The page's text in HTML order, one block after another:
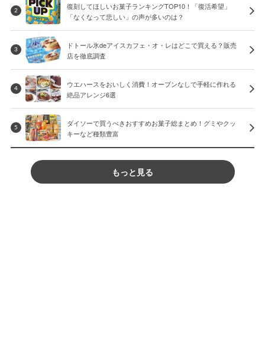
2
復刻してほしいお菓子ランキングTOP10！「復活希望」
「なくなって悲しい」の声が多いのは？
3
ドトール氷deアイスカフェ・オ・レはどこで買える？販売
店を徹底調査
4
ウエハースをおいしく消費！オーブンなしで手軽に作れる
絶品アレンジ6選
5
ダイソーで買うべきおすすめお菓子総まとめ！グミやクッ
キーなど種類豊富
もっと見る